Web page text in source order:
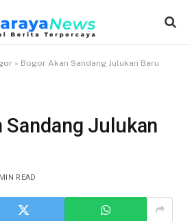
» Bogor Akan Sandang Julukan Baru
Sandang Julukan
READ